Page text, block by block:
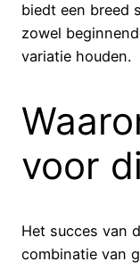
biedt een breed
zowel
variatie houden.
voor
Het succes van
combinatie van